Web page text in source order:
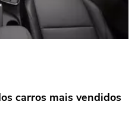
carros mais vendidos